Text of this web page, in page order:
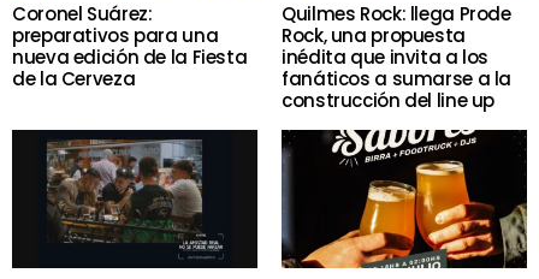
Coronel Suárez:
preparativos para una
nueva edición de la Fiesta
de la Cerveza
Quilmes Rock: llega Prode
Rock, una propuesta
inédita que invita a los
fanáticos a sumarse a la
construcción del line up